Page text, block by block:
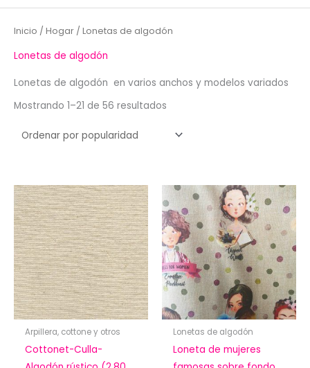
Inicio / Hogar / Lonetas de algodón
Lonetas de algodón
Lonetas de algodón en varios anchos y modelos variados
Mostrando 1–21 de 56 resultados
Arpillera, cottone y otros
Cottonet-Culla-
Lonetas de algodón
Loneta de mujeres